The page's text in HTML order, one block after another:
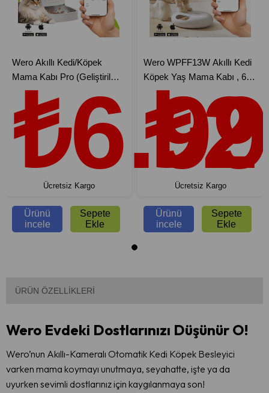
Wero Akıllı Kedi/Köpek
Mama Kabı Pro (Geliştirilmiş
2025 versiyon) 1080p
Ayarlanabilir Kamera, 6 Lt,
Wifi Kontrol, Pet Feeder,
Metal Kase, Beyaz
Sepete
Ekle
Ürünü
incele
Ücretsiz Kargo
Wero WPFF13W Akıllı Kedi
Köpek Yaş Mama Kabı , 6
Öğün Kedi Mama Dağıtıcısı,
Wifi APP Kontrolü Uzaktan
Besleme, Sıkışma Önleyici,
Zamanlayıcı Ayarlı Otomatik
Evcil Hayvan Besleyici -
Sepete
Ekle
Ürünü
incele
Ücretsiz Kargo
ÜRÜN ÖZELLIKLERI
Wero Evdeki Dostlarınızı Düşünür O!
Wero’nun Akıllı-Kameralı Otomatik Kedi Köpek Besleyici
varken mama koymayı unutmaya, seyahatte, işte ya da
uyurken sevimli dostlarınız için kaygılanmaya son!